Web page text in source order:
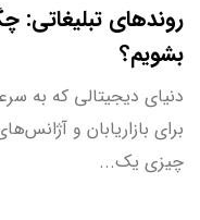
روندهای تبلیغاتی:
بشویم؟
دنیای دیجیتالی که به
برای بازاریابان و
چیزی یک...